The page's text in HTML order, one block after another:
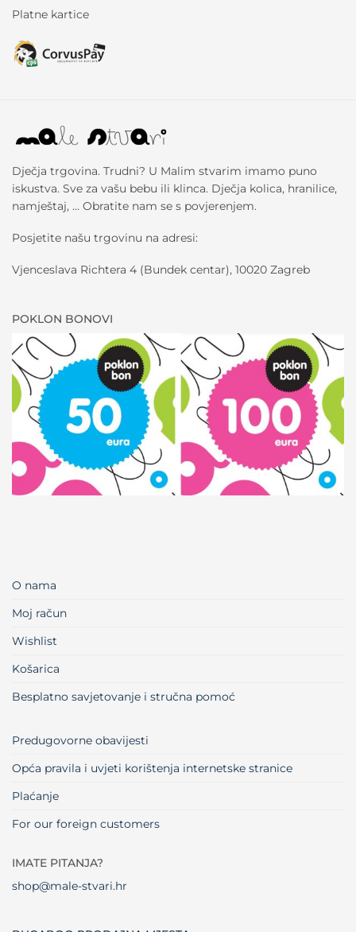
Platne kartice
Dječja trgovina. Trudni? U Malim stvarim imamo puno
iskustva. Sve za vašu bebu ili klinca. Dječja kolica, hranilice,
namještaj, … Obratite nam se s povjerenjem.
Posjetite našu trgovinu na adresi:
Vjenceslava Richtera 4 (Bundek centar), 10020 Zagreb
POKLON BONOVI
O nama
Moj račun
Wishlist
Košarica
Besplatno savjetovanje i stručna pomoć
Predugovorne obavijesti
Opća pravila i uvjeti korištenja internetske stranice
Plaćanje
For our foreign customers
IMATE PITANJA?
shop@male-stvari.hr